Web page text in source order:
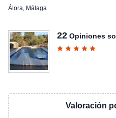
Álora, Málaga
22 Opiniones
Valoración